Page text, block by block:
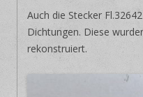
Auch die Stecker
Dichtungen. Diese
rekonstruiert.